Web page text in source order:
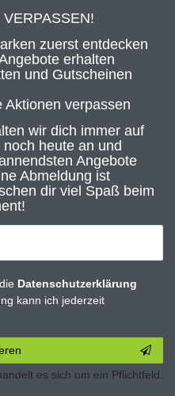
zuerst entdecken
erhalten
und Gutscheinen
Aktionen verpassen
wir dich immer auf
heute an und
Angebote
Abmeldung ist
dir viel Spaß beim
Daten­schutz­erklärung
kann ich jederzeit
es sich um ein Pflichtfeld.